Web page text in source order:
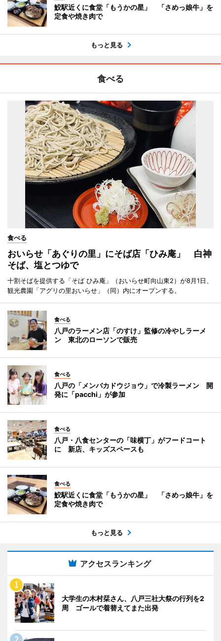
鮫駅近くに食堂「もうかの星」 「さめっ娘牛」を
定食や焼き肉で
もっと見る
食べる
食べる
おいらせ「あぐりの里」にそば店「ひみ庵」 白神
そば、塩とつゆで
十割そばを提供する「そば ひみ庵」（おいらせ町向山東2）が8月1日、
観光農園「アグリの里おいらせ」（同）内にオープンする。
食べる
八戸のラーメン店「のすけ」監修の冷やしラーメ
ン 東北のローソンで販売
食べる
八戸の「メンバカドウジョウ」で冷製ラーメン 開
発に「pacchi」が参加
食べる
八戸・八食センターの「味横丁」がフードコート
に 新店、キッズスペースも
食べる
鮫駅近くに食堂「もうかの星」 「さめっ娘牛」を
定食や焼き肉で
もっと見る
アクセスランキング
大学生の木村栞さん、八戸三社大祭の行列を2
周 ゴールで着替えてまた出発